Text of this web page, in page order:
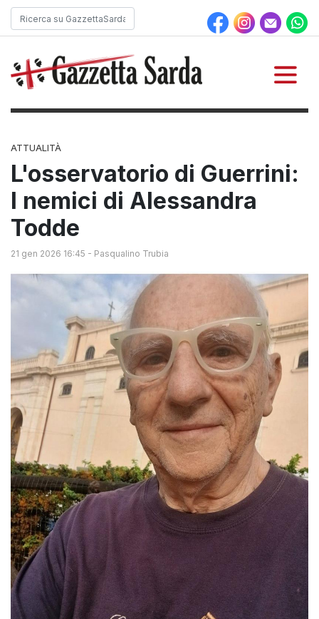
ATTUALITÀ
L'osservatorio di Guerrini:
I nemici di Alessandra
Todde
21 gen 2026 16:45 - Pasqualino Trubia